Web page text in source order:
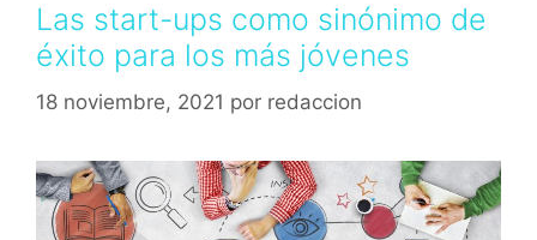
Las start-ups como sinónimo de
éxito para los más jóvenes
18 noviembre, 2021 por redaccion